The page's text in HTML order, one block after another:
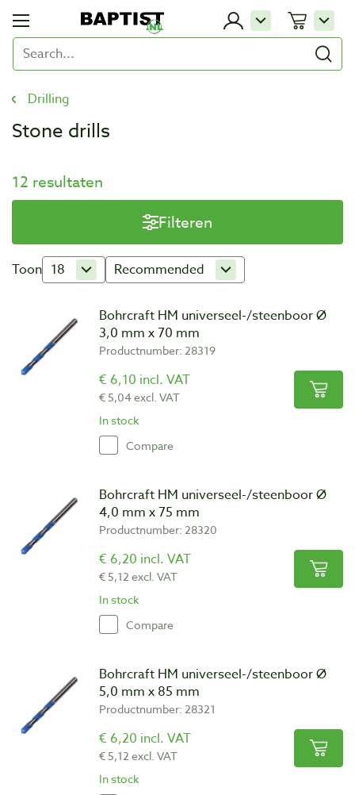
Drilling
Stone drills
12 resultaten
Filteren
Toon 18 Recommended
Bohrcraft HM universeel-/steenboor Ø
3,0 mm x 70 mm
Productnumber: 28319
€ 6,10 incl. VAT
€ 5,04 excl. VAT
In stock
Compare
Bohrcraft HM universeel-/steenboor Ø
4,0 mm x 75 mm
Productnumber: 28320
€ 6,20 incl. VAT
€ 5,12 excl. VAT
In stock
Compare
Bohrcraft HM universeel-/steenboor Ø
5,0 mm x 85 mm
Productnumber: 28321
€ 6,20 incl. VAT
€ 5,12 excl. VAT
In stock